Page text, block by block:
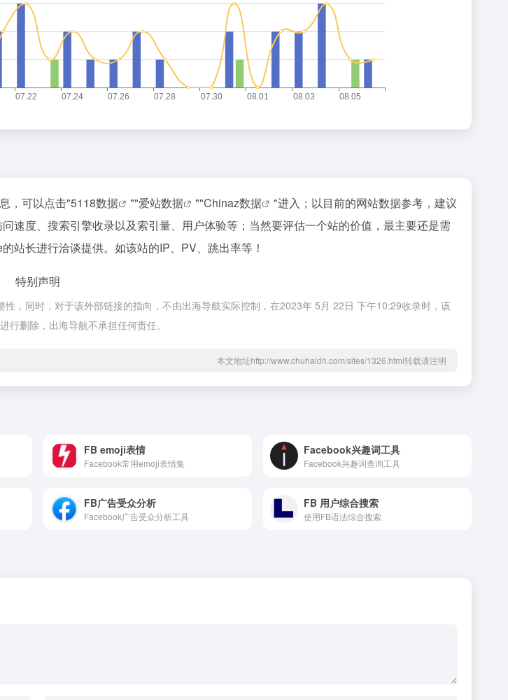
，可以点击"5118数据 ""爱站数据 ""Chinaz数据
"进入；以目前的网站数据参考，建议
速度、搜索引擎收录以及索引量、用户体验等；当然要评估一个站的价值，最主要还是需
站长进行洽谈提供。如该站的IP、PV、跳出率等！
特别声明
，同时，对于该外部链接的指向，不由出海导航实际控制，在2023年 5月 22日 下午10:29收录时，该
删除，出海导航不承担任何责任。
本文地址http://www.chuhaidh.com/sites/1326.html转载请注明
FB emoji表情
Facebook常用emoji表情集
Facebook兴趣词工具
Facebook兴趣词查询工具
FB广告受众分析
Facebook广告受众分析工具
FB 用户综合搜索
使用FB语法综合搜索